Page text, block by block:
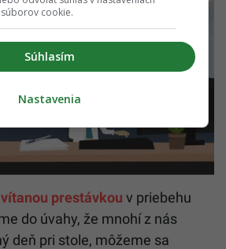
vítanou prestávkou v priebehu
do úvahy, že mnohí z nás
deň pri stole, môžeme sa
cookie.
Súhlasím
Nastavenia